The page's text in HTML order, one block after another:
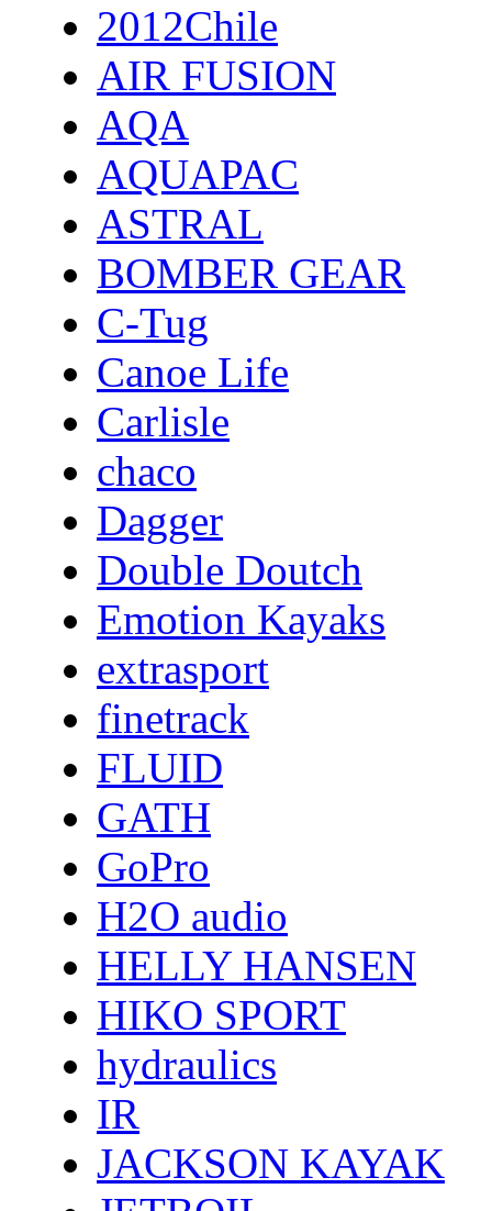
2012Chile
AIR FUSION
AQA
AQUAPAC
ASTRAL
BOMBER GEAR
C-Tug
Canoe Life
Carlisle
chaco
Dagger
Double Doutch
Emotion Kayaks
extrasport
finetrack
FLUID
GATH
GoPro
H2O audio
HELLY HANSEN
HIKO SPORT
hydraulics
IR
JACKSON KAYAK